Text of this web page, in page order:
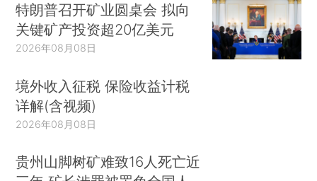
特朗普召开矿业圆桌会 拟向
关键矿产投资超20亿美元
2026年08月08日
境外收入征税 保险收益计税
详解(含视频)
2026年08月08日
贵州山脚树矿难致16人死亡近